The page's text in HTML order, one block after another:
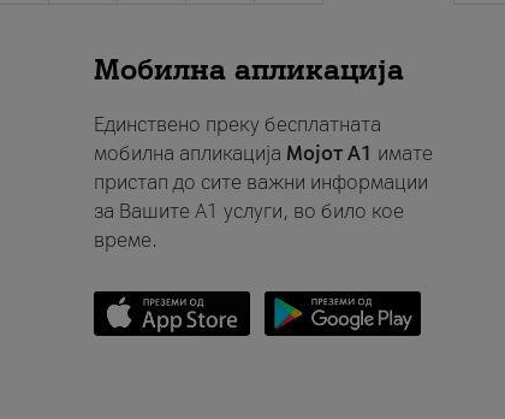
Мобилна апликација
Единствено преку бесплатната
мобилна апликација Мојот A1 имате
пристап до сите важни информации
за Вашите A1 услуги, во било кое
време.